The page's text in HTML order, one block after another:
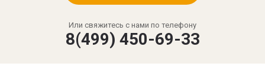
Или свяжитесь с нами по телефону
8(499) 450-69-33